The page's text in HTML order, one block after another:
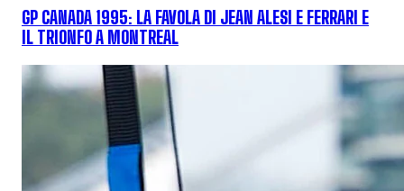
GP CANADA 1995: LA FAVOLA DI JEAN ALESI E FERRARI E
IL TRIONFO A MONTREAL